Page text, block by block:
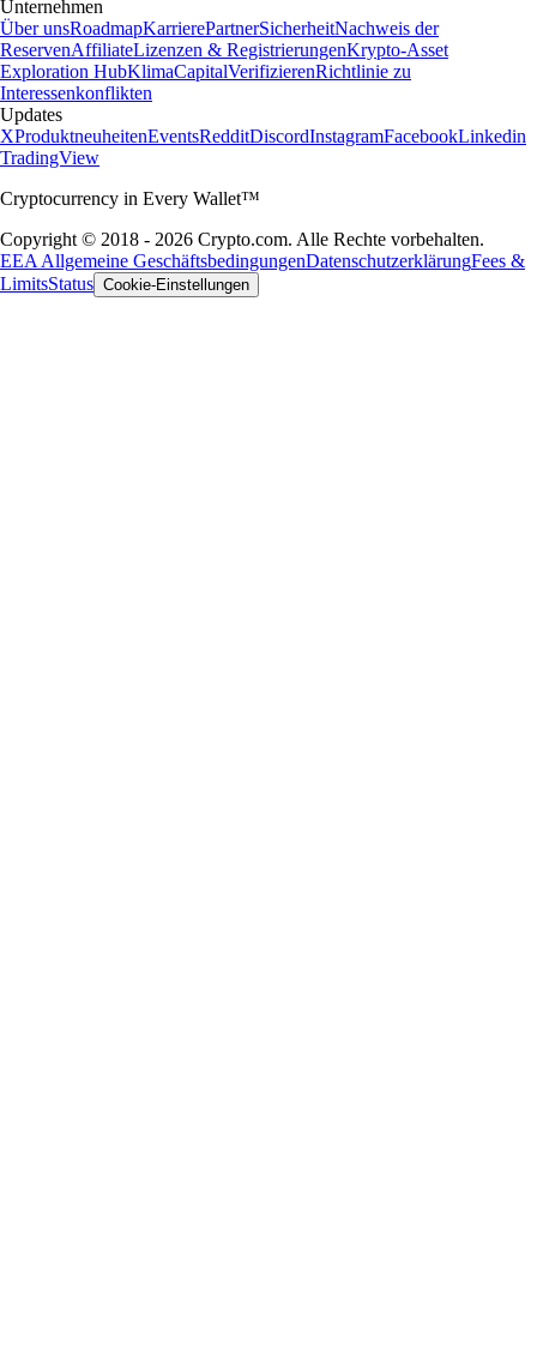
Unternehmen
Über unsRoadmapKarrierePartnerSicherheitNachweis der
ReservenAffiliateLizenzen & RegistrierungenKrypto-Asset
Exploration HubKlimaCapitalVerifizierenRichtlinie zu
Interessenkonflikten
Updates
XProduktneuheitenEventsRedditDiscordInstagramFacebookLinkedin
TradingView
Cryptocurrency in Every Wallet™
Copyright © 2018 - 2026 Crypto.com. Alle Rechte vorbehalten.
EEA Allgemeine GeschäftsbedingungenDatenschutzerklärungFees &
LimitsStatus Cookie-Einstellungen